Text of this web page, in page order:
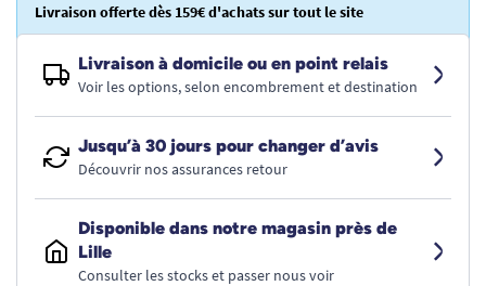
Livraison offerte dès 159€ d'achats sur tout le site
Livraison à domicile ou en point relais
Voir les options, selon encombrement et destination
Jusqu’à 30 jours pour changer d’avis
Découvrir nos assurances retour
Disponible dans notre magasin près de
Lille
Consulter les stocks et passer nous voir